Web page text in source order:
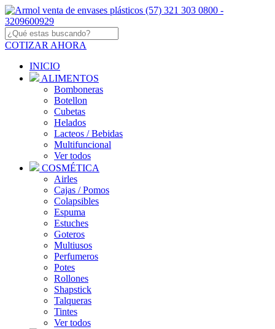
COTIZAR AHORA
INICIO
ALIMENTOS
Bomboneras
Botellon
Cubetas
Helados
Lacteos / Bebidas
Multifuncional
Ver todos
COSMÉTICA
Airles
Cajas / Pomos
Colapsibles
Espuma
Estuches
Goteros
Multiusos
Perfumeros
Potes
Rollones
Shapstick
Talqueras
Tintes
Ver todos